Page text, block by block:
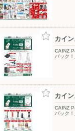
ブルックス/コ
〒000-0000
カイ
CAINZ
バック
カイ
CAINZ
バック